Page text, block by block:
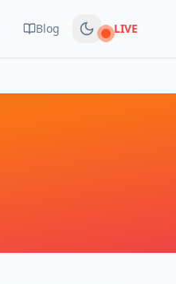
Blog Na żywo
LIVE